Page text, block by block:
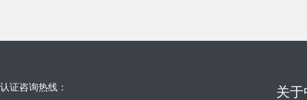
认证咨询热线： 关于